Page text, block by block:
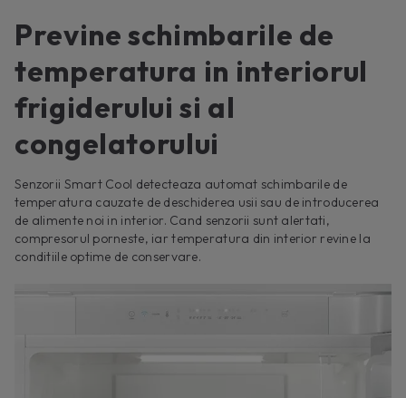
Previne schimbarile de
temperatura in interiorul
frigiderului si al
congelatorului
Senzorii Smart Cool detecteaza automat schimbarile de
temperatura cauzate de deschiderea usii sau de introducerea
de alimente noi in interior. Cand senzorii sunt alertati,
compresorul porneste, iar temperatura din interior revine la
conditiile optime de conservare.